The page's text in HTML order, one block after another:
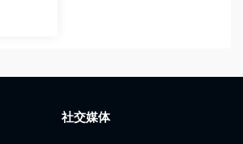
社交媒体